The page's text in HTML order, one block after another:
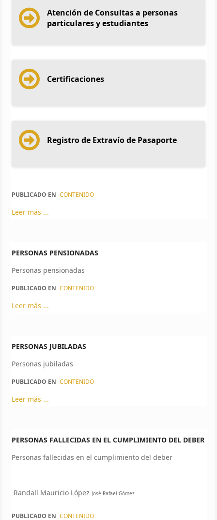
Atención de Consultas a personas
particulares y estudiantes
Certificaciones
Registro de Extravío de Pasaporte
PUBLICADO EN CONTENIDO
Leer más ...
PERSONAS PENSIONADAS
Personas pensionadas
PUBLICADO EN CONTENIDO
Leer más ...
PERSONAS JUBILADAS
Personas jubiladas
PUBLICADO EN CONTENIDO
Leer más ...
PERSONAS FALLECIDAS EN EL CUMPLIMIENTO DEL DEBER
Personas fallecidas en el cumplimiento del deber
Randall Mauricio López José Rafael Gómez
PUBLICADO EN CONTENIDO